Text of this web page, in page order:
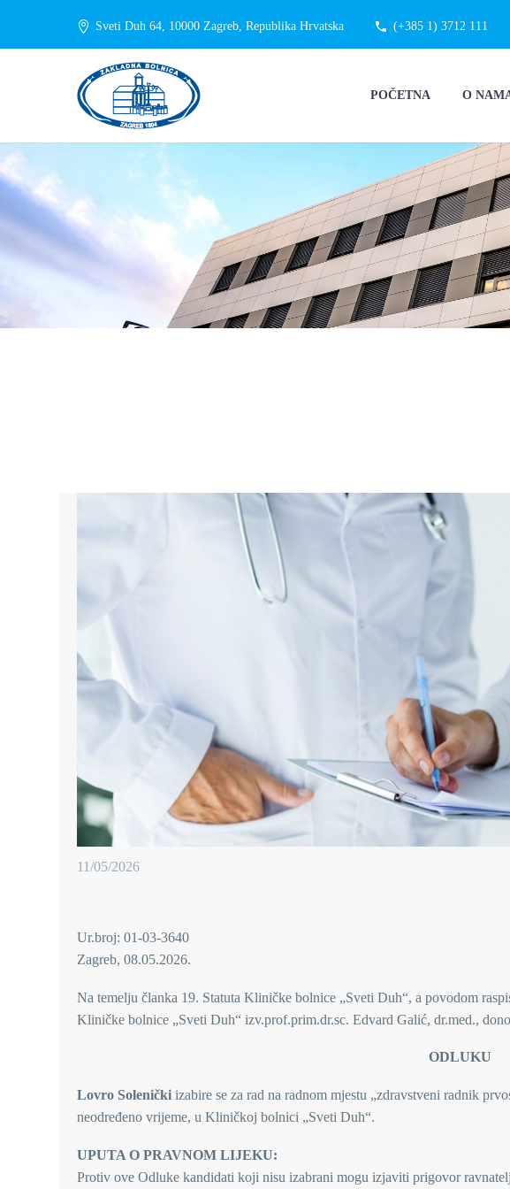
Sveti Duh 64, 10000 Zagreb, Republika Hrvatska (+385 1) 3712 111
POČETNA O
11/05/2026
Ur.broj: 01-03-3640
Zagreb, 08.05.2026.
Na temelju članka 19. Statuta Kliničke bolnice „Sveti Duh“, a povodom
Kliničke bolnice „Sveti Duh“ izv.prof.prim.dr.sc. Edvard Galić, dr.med.,
ODLUKU
Lovro Solenički izabire se za rad na radnom mjestu „zdravstveni radnik
neodređeno vrijeme, u Kliničkoj bolnici „Sveti Duh“.
UPUTA O PRAVNOM LIJEKU:
Protiv ove Odluke kandidati koji nisu izabrani mogu izjaviti prigovor